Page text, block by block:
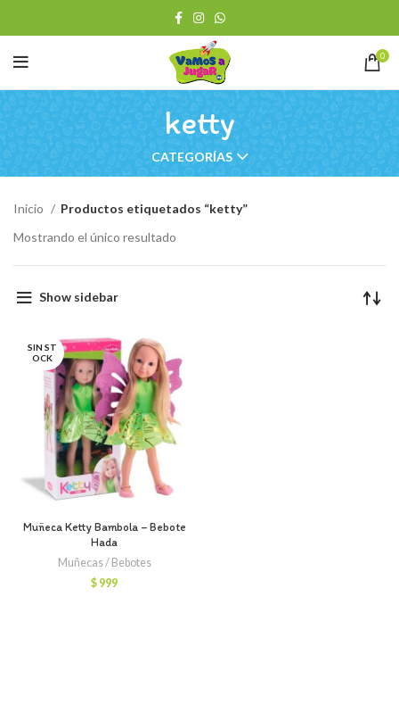
0
ketty
CATEGORÍAS
Inicio
Productos etiquetados “ketty”
Mostrando el único resultado
Show sidebar
SIN ST
OCK
Muñeca Ketty Bambola – Bebote
Hada
Muñecas / Bebotes
$ 999